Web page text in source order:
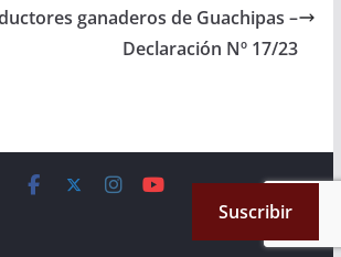
ganaderos de Guachipas –
Declaración Nº 17/23
. All rights reserved.
by ThemeGrill. Powered byWordPress.
Suscribir